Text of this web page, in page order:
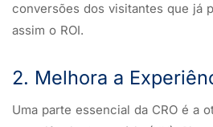
conversões dos visitantes que já
assim o ROI.
2. Melhora a
Uma parte essencial da CRO é a